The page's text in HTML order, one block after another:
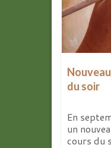
du soir
En
un
cours du